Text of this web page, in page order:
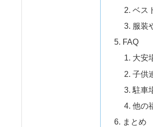
ベス
服装
FAQ
大安
子供
駐車
他の
まとめ